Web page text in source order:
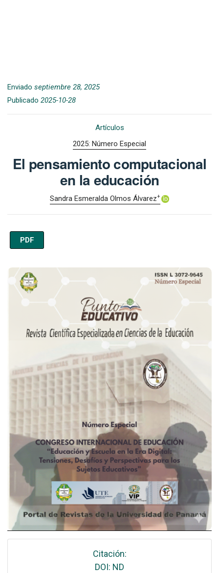
Enviado septiembre 28, 2025
Publicado 2025-10-28
Artículos
2025: Número Especial
El pensamiento computacional
en la educación
Sandra Esmeralda Olmos Álvarez+
PDF
Imagen de portada
Citación:
DOI: ND